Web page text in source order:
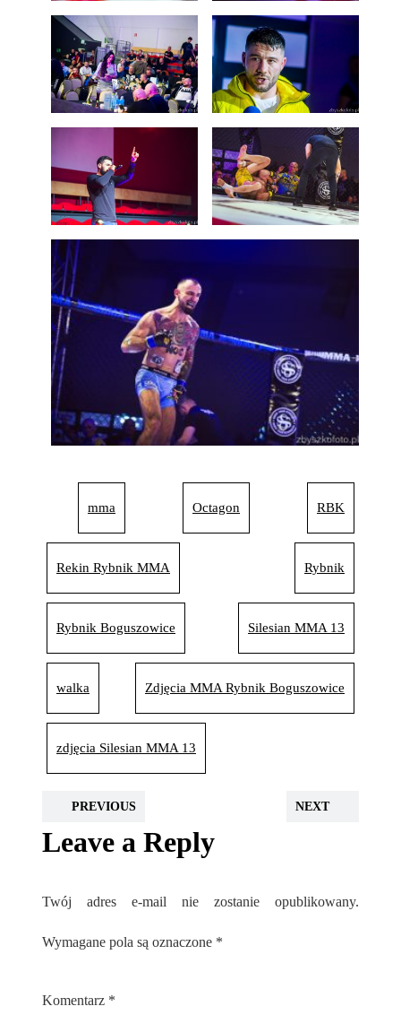
mma Octagon RBK
Rekin Rybnik MMA Rybnik
Rybnik Boguszowice Silesian MMA 13
walka Zdjęcia MMA Rybnik Boguszowice
zdjęcia Silesian MMA 13
PREVIOUS NEXT
Leave a Reply
Twój adres e-mail nie zostanie opublikowany.
Wymagane pola są oznaczone *
Komentarz *